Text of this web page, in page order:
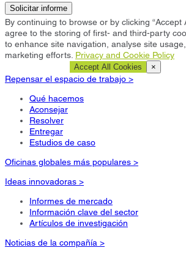
Solicitar informe
By continuing to browse or by clicking “Accept
agree to the storing of first- and third-party
to enhance site navigation, analyse site
marketing efforts. Privacy and Cookie Policy
Accept All Cookies ×
Repensar el espacio de trabajo >
Qué hacemos
Aconsejar
Resolver
Entregar
Estudios de caso
Oficinas globales más populares >
Ideas innovadoras >
Informes de mercado
Información clave del sector
Artículos de investigación
Noticias de la compañía >